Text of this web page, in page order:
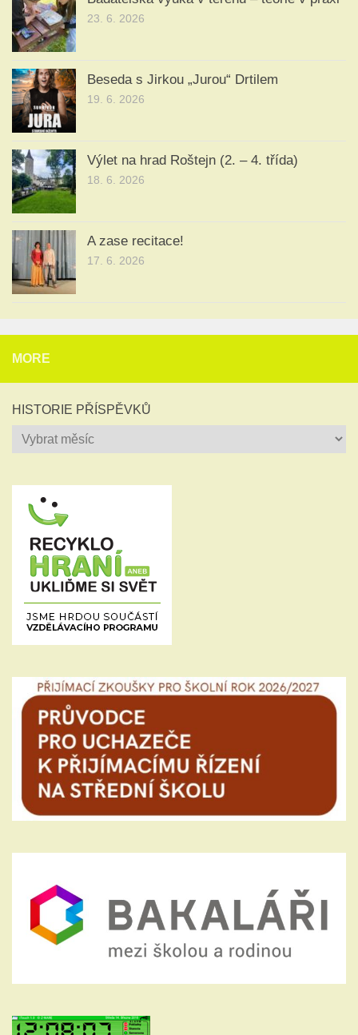
23. 6. 2026
Beseda s Jirkou „Jurou“ Drtilem
19. 6. 2026
Výlet na hrad Roštejn (2. – 4. třída)
18. 6. 2026
A zase recitace!
17. 6. 2026
MORE
HISTORIE PŘÍSPĚVKŮ
Historie